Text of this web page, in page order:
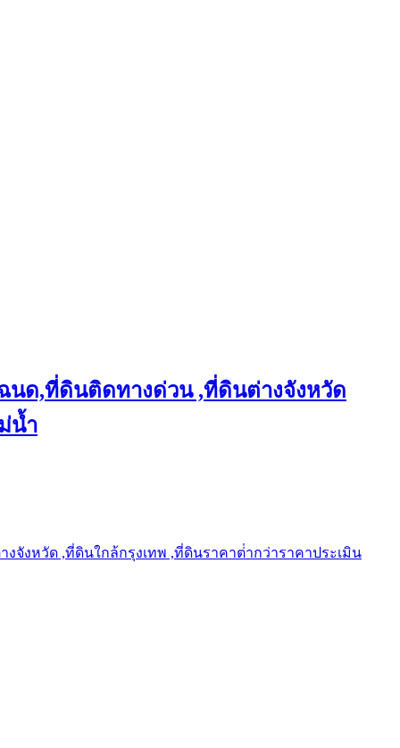
นด,ที่ดินติดทางด่วน ,ที่ดินต่างจังหวัด
น้ำ
จังหวัด ,ที่ดินใกล้กรุงเทพ ,ที่ดินราคาต่ํากว่าราคาประเมิน